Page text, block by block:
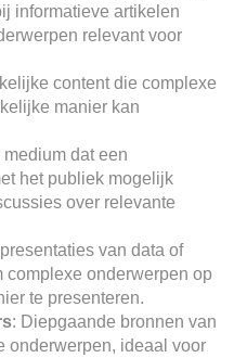
informatieve artikelen
relevant voor
content die complexe
manier kan
dat een
het publiek mogelijk
over relevante
van data of
complexe onderwerpen op
te presenteren.
: Diepgaande bronnen van
onderwerpen, ideaal voor